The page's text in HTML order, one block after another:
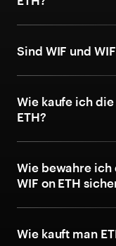
Sind WIF und
Wie kaufe ich
ETH?
Wie bewahre
WIF on ETH
Wie kauft man